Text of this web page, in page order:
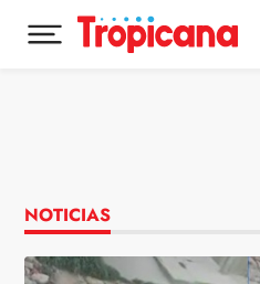
Desplegar menú principal
NOTICIAS